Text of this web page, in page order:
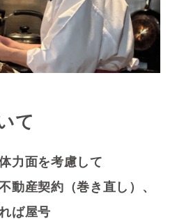
て
面を考慮して
産契約（巻き直し）、
ば屋号